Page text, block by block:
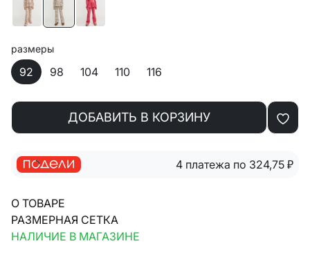
размеры
92 98 104 110 116
ДОБАВИТЬ В КОРЗИНУ
4 платежа по 324,75 ₽
О ТОВАРЕ
РАЗМЕРНАЯ СЕТКА
НАЛИЧИЕ В МАГАЗИНЕ